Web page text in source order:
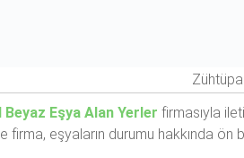
Beyaz Eşya Alan Yerler firmasıyla
firma, eşyaların durumu hakkında